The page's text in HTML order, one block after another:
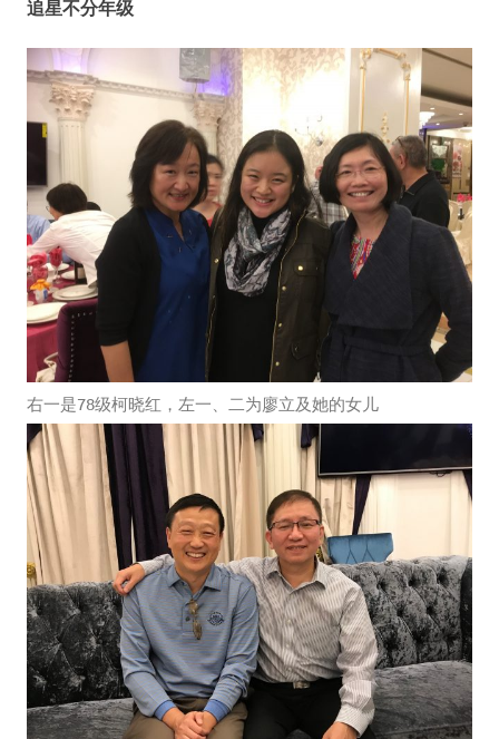
追星不分年级
右一是78级柯晓红，左一、二为廖立及她的女儿